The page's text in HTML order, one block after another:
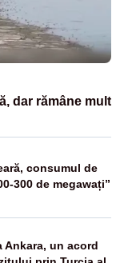
dar rămâne mult
consumul de
300 de megawați”
Ankara, un acord